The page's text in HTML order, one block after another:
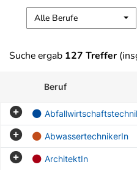
Alle Berufe
Suche ergab 127 Treffer
Beruf
AbwassertechnikerIn
ArchitektIn